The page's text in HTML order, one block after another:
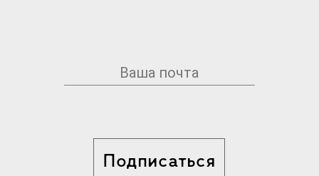
Подписаться